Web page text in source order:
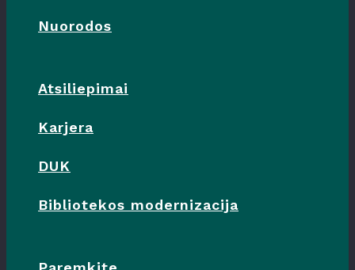
Nuorodos
Atsiliepimai
Karjera
DUK
Bibliotekos modernizacija